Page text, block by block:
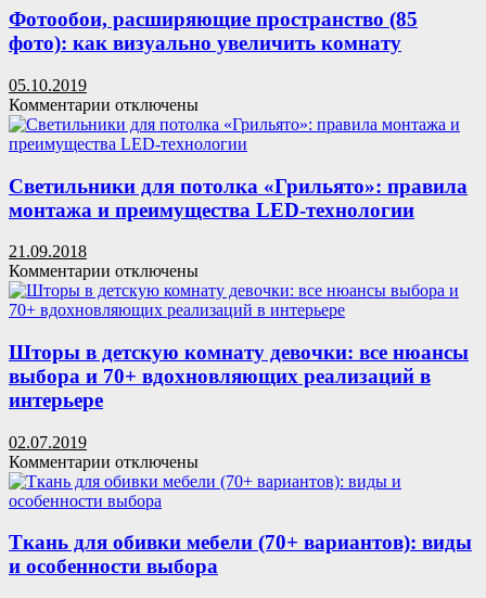
для
маленького
помещения
Фотообои, расширяющие пространство (85
фото): как визуально увеличить комнату
05.10.2019
Комментарии к
записи
Фотообои,
пространство
(85
фото):
увеличить
комнату
отключены
Светильники для потолка «Грильято»: правила
монтажа и преимущества LED-технологии
21.09.2018
Комментарии к
записи
Светильники
потолка
«Грильято»:
правила
LED-
технологии
отключены
Шторы в детскую комнату девочки: все нюансы
выбора и 70+ вдохновляющих реализаций в
интерьере
02.07.2019
Комментарии к
записи
Шторы
детскую
девочки:
отключены
Ткань для обивки мебели (70+ вариантов): виды
и особенности выбора